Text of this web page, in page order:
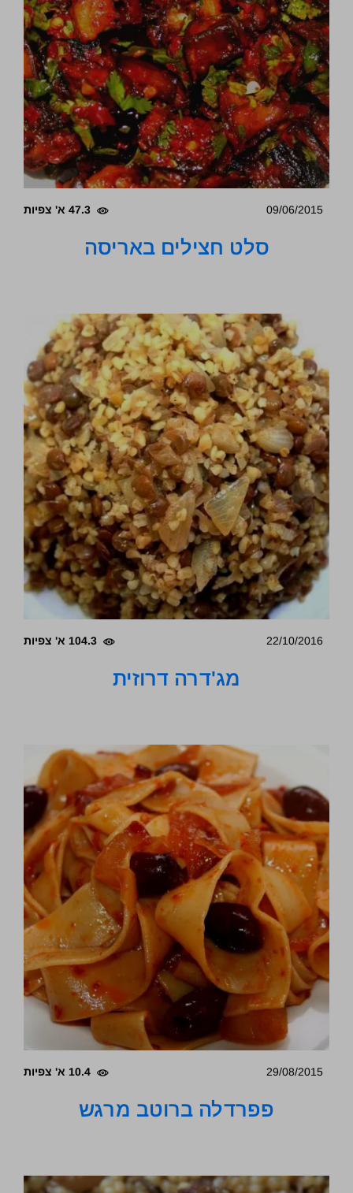
09/06/2015 47.3 א' צפיות
סלט חצילים באריסה
22/10/2016 104.3 א' צפיות
מג'דרה דרוזית
29/08/2015 10.4 א' צפיות
פפרדלה ברוטב מרגש